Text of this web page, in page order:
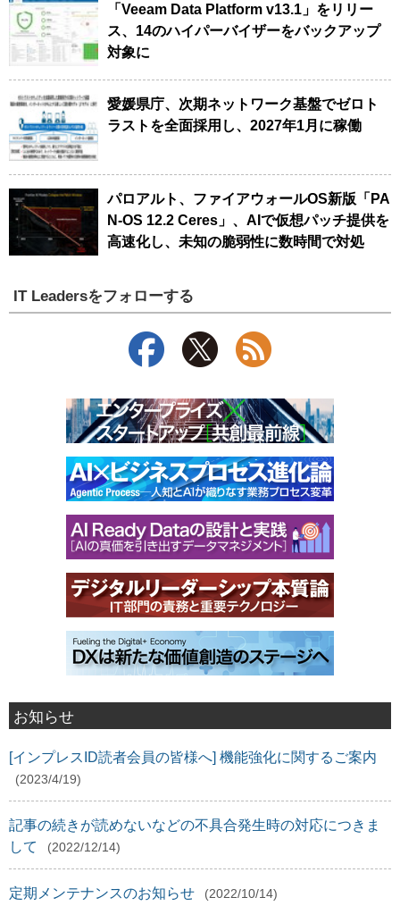
「Veeam Data Platform v13.1」をリリー
ス、14のハイパーバイザーをバックアップ
対象に
愛媛県庁、次期ネットワーク基盤でゼロト
ラストを全面採用し、2027年1月に稼働
パロアルト、ファイアウォールOS新版「PA
N-OS 12.2 Ceres」、AIで仮想パッチ提供を
高速化し、未知の脆弱性に数時間で対処
IT Leadersをフォローする
お知らせ
[インプレスID読者会員の皆様へ] 機能強化に関するご案内
(2023/4/19)
記事の続きが読めないなどの不具合発生時の対応につきま
して
(2022/12/14)
定期メンテナンスのお知らせ (2022/10/14)